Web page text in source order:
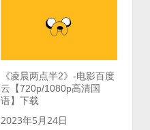
《凌晨两点半2》-电影百度
云【720p/1080p高清国
语】下载
2023年5月24日